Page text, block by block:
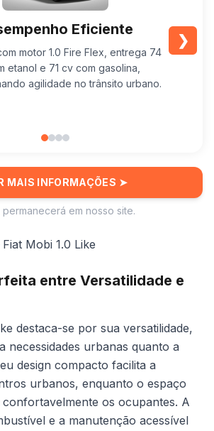
❯
Eficiente
motor 1.0 Fire Flex, entrega 74
etanol e 71 cv com gasolina,
agilidade no trânsito urbano.
Suas
MAIS INFORMAÇÕES ➤
em nosso site.
Mobi 1.0 Like
entre Versatilidade e
destaca-se por sua versatilidade,
necessidades urbanas quanto a
design compacto facilita a
urbanos, enquanto o espaço
os ocupantes. A
e a manutenção acessível